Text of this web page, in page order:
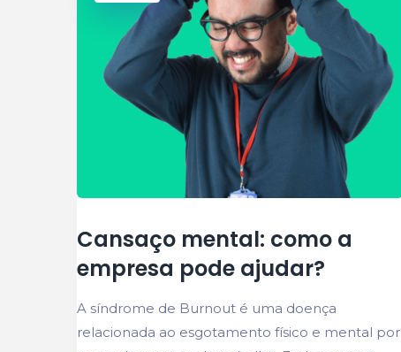
Cansaço mental: como a
empresa pode ajudar?
A síndrome de Burnout é uma doença
relacionada ao esgotamento físico e mental por